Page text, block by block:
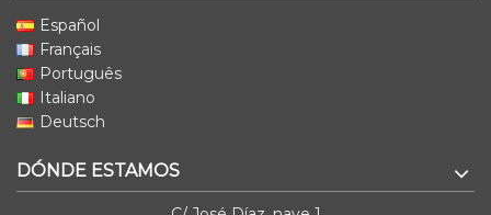
Español
Français
Português
Italiano
Deutsch
DÓNDE ESTAMOS